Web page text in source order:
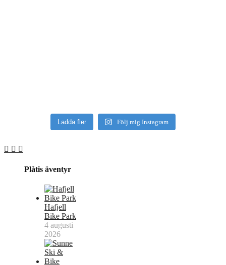
Ladda fler Följ mig Instagram
Plåtis äventyr
Hafjell
Bike Park
4 augusti
2026